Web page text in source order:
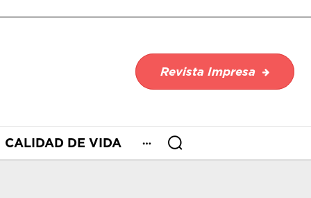
Revista Impresa
CALIDAD DE VIDA